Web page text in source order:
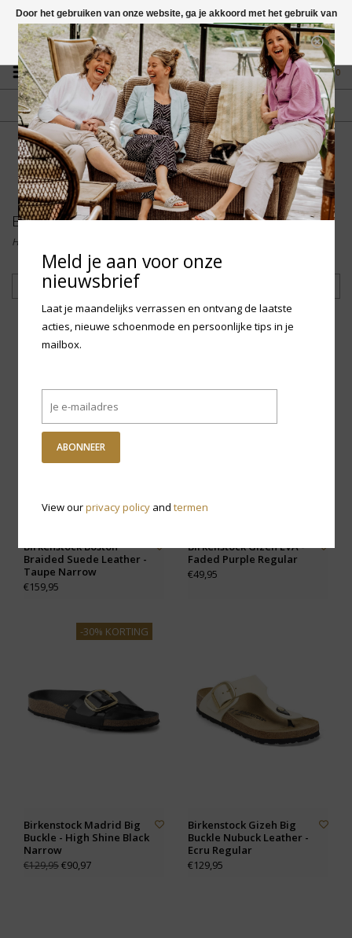
Vragen? App naar +31 58 250 1503
0
GRATIS VERZENDING NL
Vanaf € 75,-
FYSIEKE WINKEL
in Mantgum (frl)
fdad
Birkenstock
Home
Filteren
Birkenstock Boston
Braided Suede Leather -
Taupe Narrow
€159,95
Birkenstock Gizeh EVA -
Faded Purple Regular
€49,95
-30% KORTING
Birkenstock Madrid Big
Buckle - High Shine Black
Narrow
€129,95€90,97
Birkenstock Gizeh Big
Buckle Nubuck Leather -
Ecru Regular
€129,95
Door het gebruiken van onze website, ga je akkoord met het gebruik van
cookies om onze website te verbeteren.
Dit bericht verbergen
Meer over cookies »
Meld je aan voor onze
nieuwsbrief
Laat je maandelijks verrassen en ontvang de laatste
acties, nieuwe schoenmode en persoonlijke tips in je
mailbox.
ABONNEER
View ourprivacy policyand termen